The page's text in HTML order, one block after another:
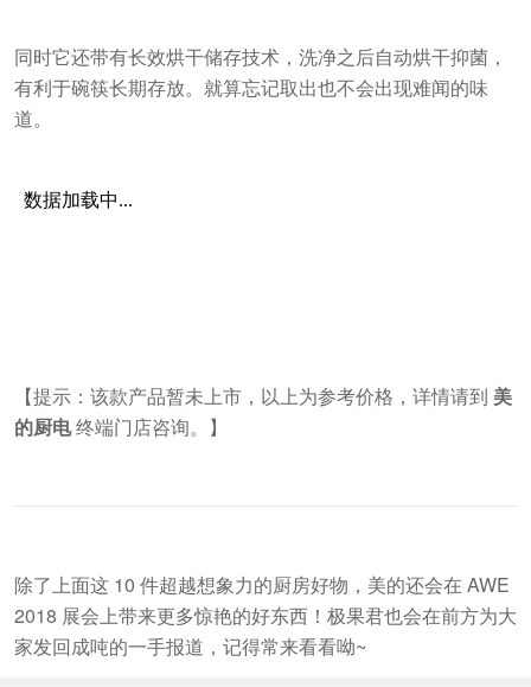
同时它还带有长效烘干储存技术，洗净之后自动烘干抑菌，
有利于碗筷长期存放。就算忘记取出也不会出现难闻的味
道。
【提示：该款产品暂未上市，以上为参考价格，详情请到 美
的厨电终端门店咨询。】
除了上面这 10 件超越想象力的厨房好物，美的还会在 AWE
2018 展会上带来更多惊艳的好东西！极果君也会在前方为大
家发回成吨的一手报道，记得常来看看呦~